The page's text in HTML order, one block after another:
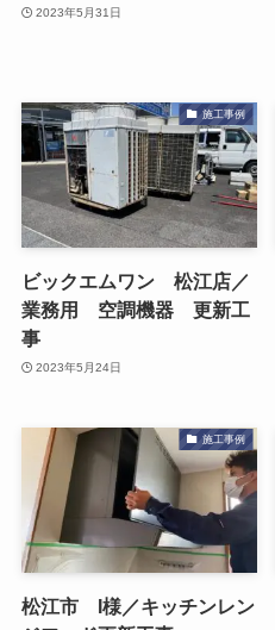
2023年5月31日
施工事例
ビックエムワン 松江店／
業務用 空調機器 更新工
事
2023年5月24日
施工事例
松江市 I様／キッチンレン